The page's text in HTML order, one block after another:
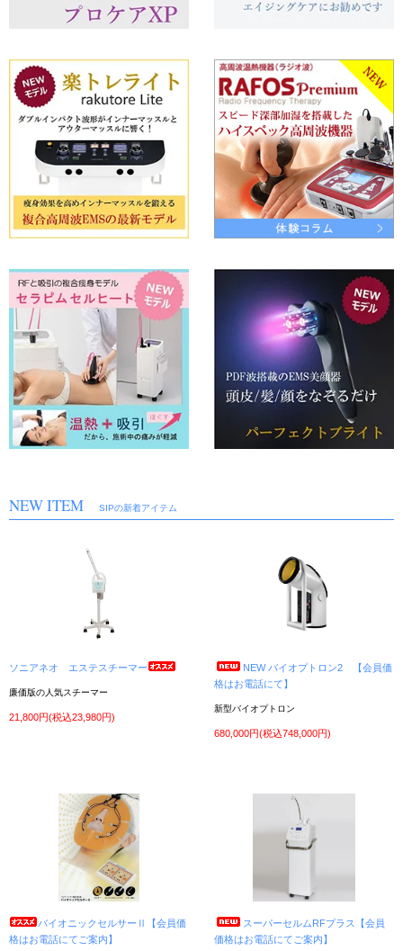
①プロボディ（痩身機器）/ 日本製の吸引マシンが入荷しました。モーター音も静かな
人気商品。
2023年8月4日
夏季休暇のお知らせ
2023年8月11日～2023年8月15日まで休業させていただきます。
インターネットやFAXによるご注文、メールでのお問い合わせは休業中も受付してお
ります。
商品発送やお電話のご対応は8月16日からとなります。
2023年7月12日「エクスケアDi デモ機器の無料貸出を始めます」
大人気のエクスケアDi 購入前に一度試してみたいというお客様の声が多く聞かれる
ようになりました。
そこで、送料はご負担いただきますがエクスケアDiのデモ機器をご用意しました。試
してみたら絶対欲しくなるエクスケアDiのデモ体験のご相談はメールまたはお電話で
2023年7月12日
中古美容機器 入荷しました！
①タカラベルモント TM3（ティーエムキューブ）/ 超音波＋Ｍ³wave＋LED、3つの機
能を備えた業務用全身トリートメント機器
商品の詳細はお気軽にお問い合わせ下さい。ご利用お待ちしております!
2022年4月12日 ゴールデンウイーク期間中のご案内
ゴールデンウイークは5月2日（火）～5月7日（日）まで休業となります。
2023年3月17日 新しい美容機器の取扱いを開始しました。
①楽トレライト（複合高周波EMS）
②セラピム セルヒート（RFローラー吸引マシン）
商品詳細、デモンストレーションのご相談もお気軽にお問い合わせ下さい。
①MTメタトロン マルチフォレーシスPro2（美顔器）/ MTメタトロンの複合美顔器が
商品の詳細はお気軽にお問い合わせ下さい。ご利用お待ちしております!
①バイオニックセルサー2（美顔器）/ 人気のバイオニックセルサー2が入荷しました！
テサロンや整骨院におすすめ
商品の詳細はお気軽にお問い合わせ下さい。ご利用お待ちしております!
2022年12月7日 年末年始休暇のご案内
年末年始は2022年12月30日～2023年1月5日までの休業となります。1月6日（金）か
①プラズマゼノデュアル（美顔器）/ プラズマ美顔器が入荷しました。
商品の詳細はお気軽にお問い合わせ下さい。ご利用お待ちしております！
2022年9月15日 新しい美容機器の取扱いを開始しました。
①エモーション（フェイシャルリフティング専用マシン）
②プラソン（プラズマ美顔器）
③プロケアフォト（光フェイシャル×ラジオ波美顔器）
⑤プロケアXP（多機能ボディマシン）
商品詳細、デモンストレーションのご相談もお気軽にお問い合わせ下さい。
NEW ITEM SIPの新着アイテム
ソニアネオ エステスチーマー
廉価版の人気スチーマー
21,800円(税込23,980円)
NEW バイオプトロン2 【会員価
格はお電話にて】
新型バイオプトロン
680,000円(税込748,000円)
バイオニックセルサーⅡ【会員価
格はお電話にてご案内】
スーパーセルムRFプラス【会員
価格はお電話にてご案内】